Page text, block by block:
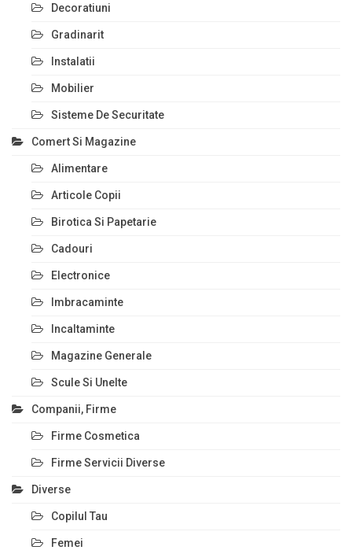
Decoratiuni
Gradinarit
Instalatii
Mobilier
Sisteme De Securitate
Comert Si Magazine
Alimentare
Articole Copii
Birotica Si Papetarie
Cadouri
Electronice
Imbracaminte
Incaltaminte
Magazine Generale
Scule Si Unelte
Companii, Firme
Firme Cosmetica
Firme Servicii Diverse
Diverse
Copilul Tau
Femei